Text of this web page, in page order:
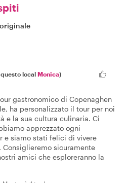
local Monica)
gastronomico di Copenaghen
ha personalizzato il tour per noi
e la sua cultura culinaria. Ci
apprezzato ogni
e siamo stati felici di vivere
Consiglieremo sicuramente
amici che esploreranno la